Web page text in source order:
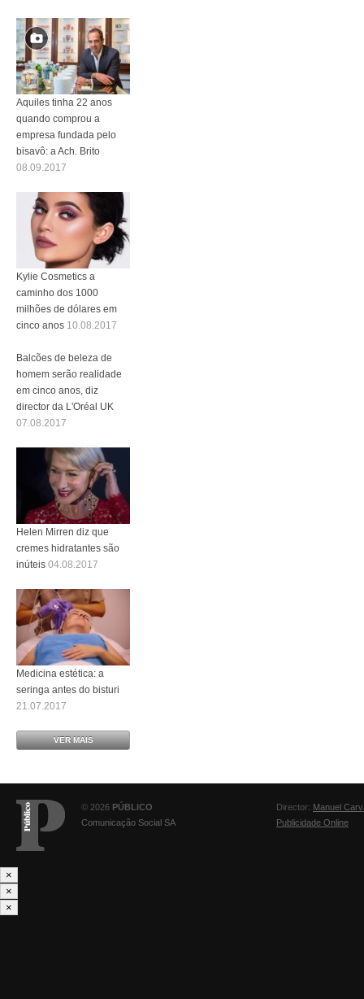
Aquiles tinha 22 anos
quando comprou a
empresa fundada pelo
bisavô: a Ach. Brito
08.09.2017
Kylie Cosmetics a
caminho dos 1000
milhões de dólares em
cinco anos 10.08.2017
Balcões de beleza de
homem serão realidade
em cinco anos, diz
director da L'Oréal UK
07.08.2017
Helen Mirren diz que
cremes hidratantes são
inúteis 04.08.2017
Medicina estética: a
seringa antes do bisturi
21.07.2017
VER MAIS
© 2026 PÚBLICO
Comunicação Social SA
Director: Manuel
Publicidade Online
×
×
×